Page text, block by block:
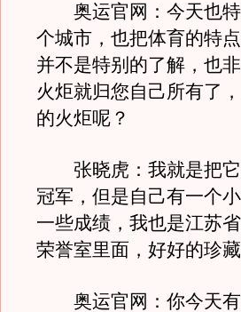
奥运官网：今天也特
个城市，也把体育的特
并不是特别的了解，也
火炬就归您自己所有了
的火炬呢？
张晓虎：我就是把它
冠军，但是自己有一个
一些成绩，我也是江苏
荣誉室里面，好好的珍藏
奥运官网：你今天有